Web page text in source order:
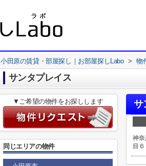
小田原の賃貸・部屋探し｜お部屋探しLabo > 物
サンタプレイス
サ
神奈
目６
▼ご希望の物件をお探しします
同じエリアの物件